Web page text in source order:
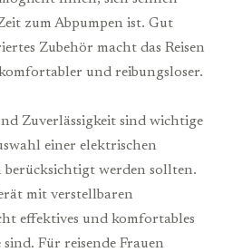
zum Abpumpen ist. Gut
Zubehör macht das Reisen
und reibungsloser.
Zuverlässigkeit sind wichtige
einer elektrischen
berücksichtigt werden sollten.
mit verstellbaren
effektives und komfortables
Für reisende Frauen